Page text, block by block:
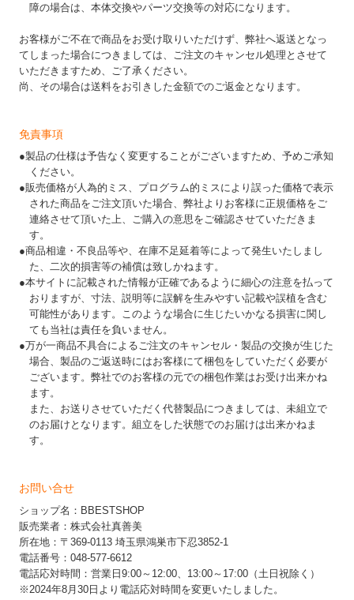
障の場合は、本体交換やパーツ交換等の対応になります。
お客様がご不在で商品をお受け取りいただけず、弊社へ返送となっ
てしまった場合につきましては、ご注文のキャンセル処理とさせて
いただきますため、ご了承ください。
尚、その場合は送料をお引きした金額でのご返金となります。
免責事項
●製品の仕様は予告なく変更することがございますため、予めご承知
ください。
●販売価格が人為的ミス、プログラム的ミスにより誤った価格で表示
された商品をご注文頂いた場合、弊社よりお客様に正規価格をご
連絡させて頂いた上、ご購入の意思をご確認させていただきま
す。
●商品相違・不良品等や、在庫不足延着等によって発生いたしまし
た、二次的損害等の補償は致しかねます。
●本サイトに記載された情報が正確であるように細心の注意を払って
おりますが、寸法、説明等に誤解を生みやすい記載や誤植を含む
可能性があります。このような場合に生じたいかなる損害に関し
ても当社は責任を負いません。
●万が一商品不具合によるご注文のキャンセル・製品の交換が生じた
場合、製品のご返送時にはお客様にて梱包をしていただく必要が
ございます。弊社でのお客様の元での梱包作業はお受け出来かね
ます。
また、お送りさせていただく代替製品につきましては、未組立で
のお届けとなります。組立をした状態でのお届けは出来かねま
す。
お問い合せ
ショップ名：BBESTSHOP
販売業者：株式会社真善美
所在地：〒369-0113 埼玉県鴻巣市下忍3852-1
電話番号：048-577-6612
電話応対時間：営業日9:00～12:00、13:00～17:00（土日祝除く）
※2024年8月30日より電話応対時間を変更いたしました。